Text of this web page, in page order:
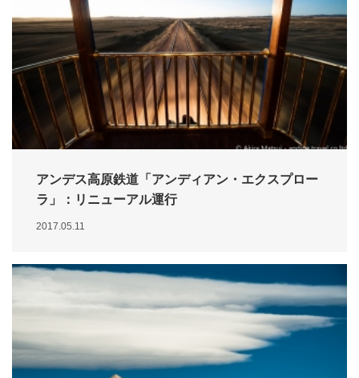
アンデス高原鉄道「アンディアン・エクスプロー
ラ」：リニューアル運行
2017.05.11